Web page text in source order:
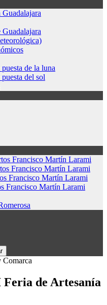
Guadalajara
Guadalajara
de la luna
del sol
Francisco Martín Larami
Francisco Martín Larami
Francisco Martín Larami
Francisco Martín Larami
de Artesanía